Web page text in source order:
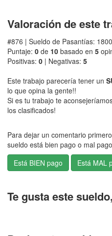
Valoración de este
#876 | Sueldo de Pasantías:
Puntaje: 0 de 10 basado en 5
Positivas: 0 | Negativas: 5
Este trabajo parecería tener un
lo que opina la gente!!
Si es tu trabajo te
los clasificados!
Para dejar un comentario
sueldo está bien pago o mal
Te gusta este